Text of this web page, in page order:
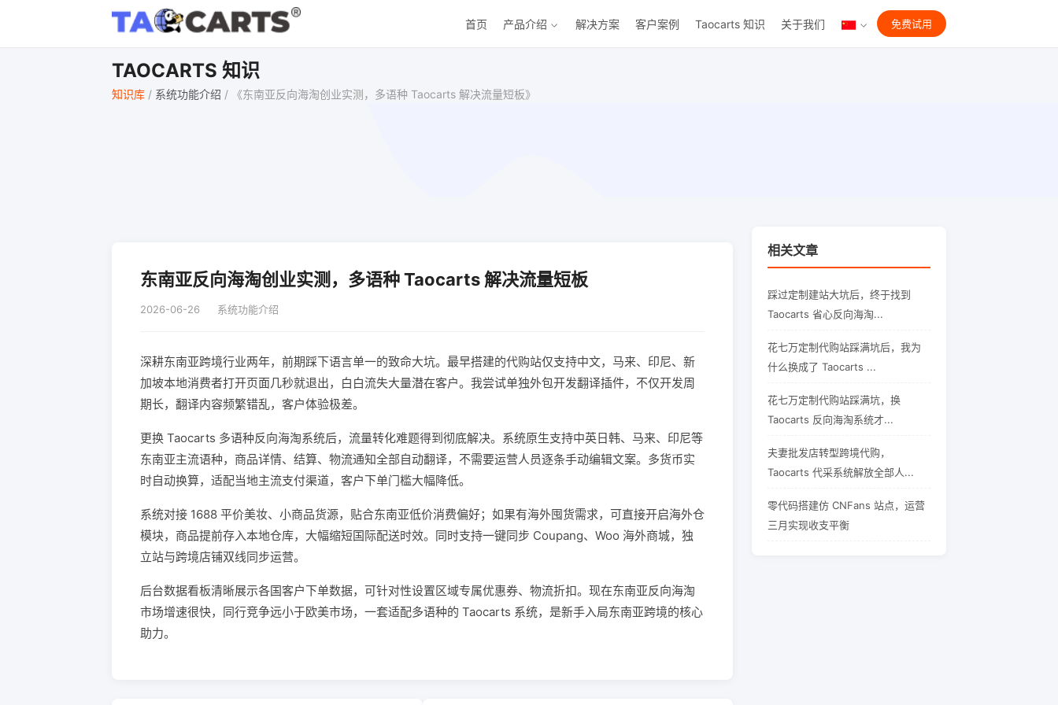
首页 产品介绍 解决方案 客户案例 Taocarts 知识 关于我们 免费试用
TAOCARTS 知识
知识库 / 系统功能介绍 / 《东南亚反向海淘创业实测，多语种 Taocarts 解决流量短板》
东南亚反向海淘创业实测，多语种 Taocarts 解决流量短板
2026-06-26 系统功能介绍
深耕东南亚跨境行业两年，前期踩下语言单一的致命大坑。最早搭建的代购站仅支持中文，马来、印尼、新
加坡本地消费者打开页面几秒就退出，白白流失大量潜在客户。我尝试单独外包开发翻译插件，不仅开发周
期长，翻译内容频繁错乱，客户体验极差。
更换 Taocarts 多语种反向海淘系统后，流量转化难题得到彻底解决。系统原生支持中英日韩、马来、印尼等
东南亚主流语种，商品详情、结算、物流通知全部自动翻译，不需要运营人员逐条手动编辑文案。多货币实
时自动换算，适配当地主流支付渠道，客户下单门槛大幅降低。
系统对接 1688 平价美妆、小商品货源，贴合东南亚低价消费偏好；如果有海外囤货需求，可直接开启海外仓
模块，商品提前存入本地仓库，大幅缩短国际配送时效。同时支持一键同步 Coupang、Woo 海外商城，独
立站与跨境店铺双线同步运营。
后台数据看板清晰展示各国客户下单数据，可针对性设置区域专属优惠券、物流折扣。现在东南亚反向海淘
市场增速很快，同行竞争远小于欧美市场，一套适配多语种的 Taocarts 系统，是新手入局东南亚跨境的核心
助力。
相关文章
踩过定制建站大坑后，终于找到
Taocarts 省心反向海淘...
花七万定制代购站踩满坑后，我为
什么换成了 Taocarts ...
花七万定制代购站踩满坑，换
Taocarts 反向海淘系统才...
夫妻批发店转型跨境代购，
Taocarts 代采系统解放全部人...
零代码搭建仿 CNFans 站点，运营
三月实现收支平衡